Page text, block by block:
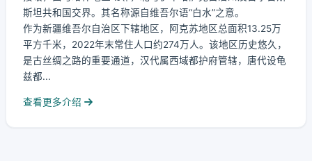
斯坦共和国交界。其名称源自维吾尔语“白水”之意。
作为新疆维吾尔自治区下辖地区，阿克苏地区总面积13.25万
平方千米，2022年末常住人口约274万人。该地区历史悠久，
是古丝绸之路的重要通道，汉代属西域都护府管辖，唐代设龟
兹都...
查看更多介绍